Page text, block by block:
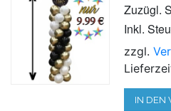
Zuzügl.
Inkl.
zzgl.
IN DEN